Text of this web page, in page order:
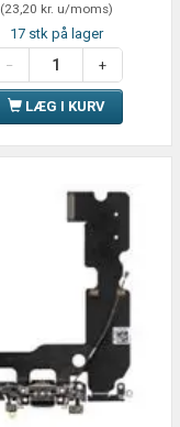
(23,20 kr. u/moms)
17 stk på lager
LÆG I KURV